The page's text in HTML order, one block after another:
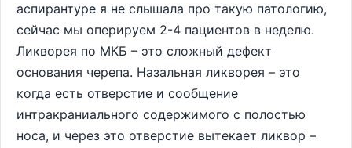
аспирантуре я не слышала про такую патологию,
сейчас мы оперируем 2-4 пациентов в неделю.
Ликворея по МКБ – это сложный дефект
основания черепа. Назальная ликворея – это
когда есть отверстие и сообщение
интракраниального содержимого с полостью
носа, и через это отверстие вытекает ликвор –